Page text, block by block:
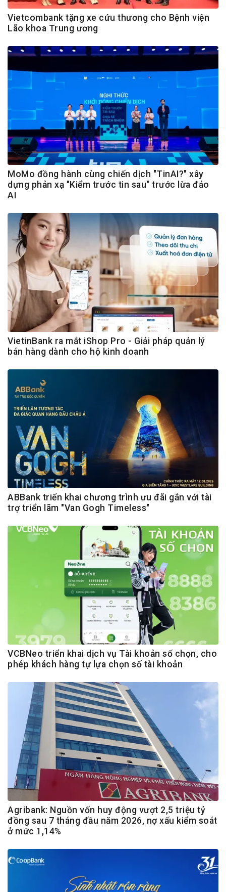
Vietcombank tặng xe cứu thương cho Bệnh viện
Lão khoa Trung ương
MoMo đồng hành cùng chiến dịch "TinAI?" xây
dựng phản xạ "Kiểm trước tin sau" trước lừa đảo
AI
VietinBank ra mắt iShop Pro - Giải pháp quản lý
bán hàng dành cho hộ kinh doanh
ABBank triển khai chương trình ưu đãi gắn với tài
trợ triển lãm "Van Gogh Timeless"
VCBNeo triển khai dịch vụ Tài khoản số chọn, cho
phép khách hàng tự lựa chọn số tài khoản
Agribank: Nguồn vốn huy động vượt 2,5 triệu tỷ
đồng sau 7 tháng đầu năm 2026, nợ xấu kiểm soát
ở mức 1,14%